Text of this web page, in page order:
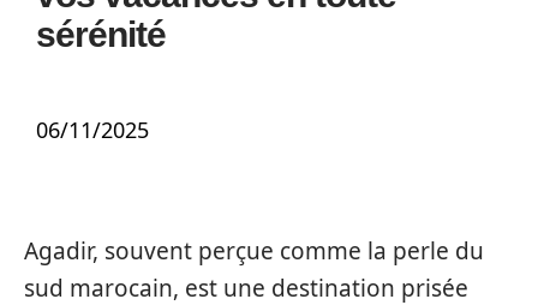
sérénité
06/11/2025
Agadir, souvent perçue comme la perle du
sud marocain, est une destination prisée